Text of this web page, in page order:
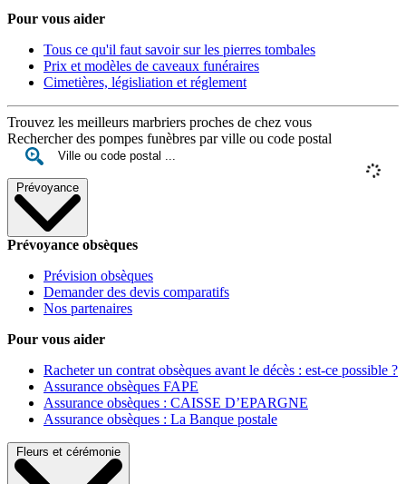
Pour vous aider
Tous ce qu'il faut savoir sur les pierres tombales
Prix et modèles de caveaux funéraires
Cimetières, législiation et réglement
Trouvez les meilleurs marbriers proches de chez vous
Rechercher des pompes funèbres par ville ou code postal
Prévoyance
Prévoyance obsèques
Prévision obsèques
Demander des devis comparatifs
Nos partenaires
Pour vous aider
Racheter un contrat obsèques avant le décès : est-ce possible ?
Assurance obsèques FAPE
Assurance obsèques : CAISSE D’EPARGNE
Assurance obsèques : La Banque postale
Fleurs et cérémonie